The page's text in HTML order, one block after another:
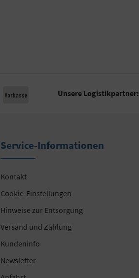
Unsere Logistikpartner:
Service-Informationen
Kontakt
Cookie-Einstellungen
Hinweise zur Entsorgung
Versand und Zahlung
Kundeninfo
Newsletter